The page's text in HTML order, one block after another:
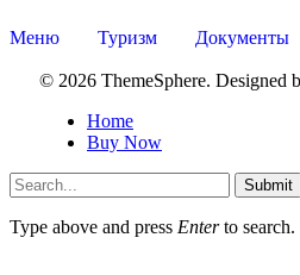
Меню Туризм Документы
© 2026 ThemeSphere. Designed
Home
Buy Now
Submit
Type above and press Enterto search.